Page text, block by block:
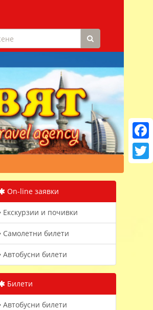
On-line заявки
Екскурзии и почивки
Самолетни билети
Автобусни билети
Билети
Автобусни билети